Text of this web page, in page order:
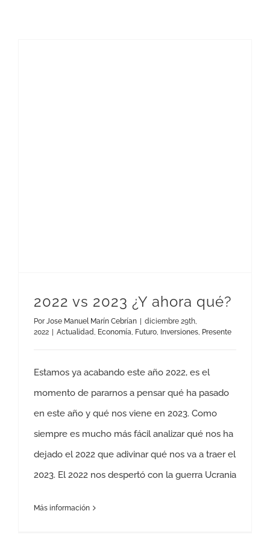
2022 vs 2023 ¿Y ahora qué?
PorJose Manuel Marín Cebrían
diciembre 29th,
2022
Actualidad, Economía, Futuro, Inversiones, Presente
Estamos ya acabando este año 2022, es el
momento de pararnos a pensar qué ha pasado
en este año y qué nos viene en 2023. Como
siempre es mucho más fácil analizar qué nos ha
dejado el 2022 que adivinar qué nos va a traer el
2023. El 2022 nos despertó con la guerra Ucrania
Más información